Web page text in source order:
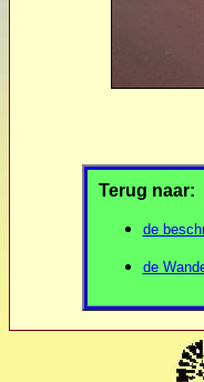
Terug naar:
de
de